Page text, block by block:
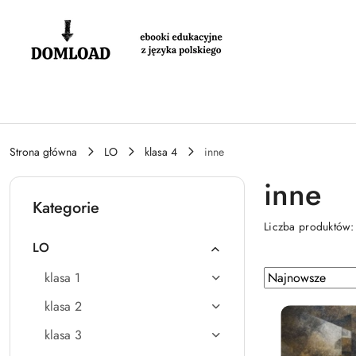
Przejdź do treści głównej
Przejdź do wyszukiwarki
Przejdź do moje konto
Przejdź do menu głównego
Przejdź do stopki
Strona główna LO klasa 4 inne
Kategorie
LO
klasa 1
klasa 2
klasa 3
inne
Liczba
Zastosowano
sortowanie:
Najnowsze.
Sortuj
według